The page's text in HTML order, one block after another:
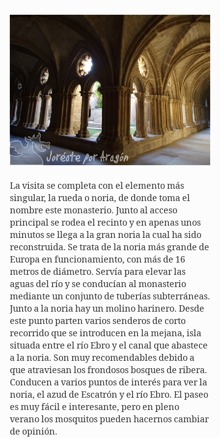
La visita se completa con el elemento más
singular, la rueda o noria, de donde toma el
nombre este monasterio. Junto al acceso
principal se rodea el recinto y en apenas unos
minutos se llega a la gran noria la cual ha sido
reconstruida. Se trata de la noria más grande de
Europa en funcionamiento, con más de 16
metros de diámetro. Servía para elevar las
aguas del río y se conducían al monasterio
mediante un conjunto de tuberías subterráneas.
Junto a la noria hay un molino harinero. Desde
este punto parten varios senderos de corto
recorrido que se introducen en la mejana, isla
situada entre el río Ebro y el canal que abastece
a la noria. Son muy recomendables debido a
que atraviesan los frondosos bosques de ribera.
Conducen a varios puntos de interés para ver la
noria, el azud de Escatrón y el río Ebro. El paseo
es muy fácil e interesante, pero en pleno
verano los mosquitos pueden hacernos cambiar
de opinión.